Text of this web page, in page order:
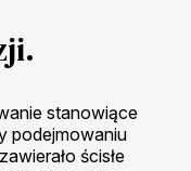
stanowiące
podejmowaniu
ścisłe